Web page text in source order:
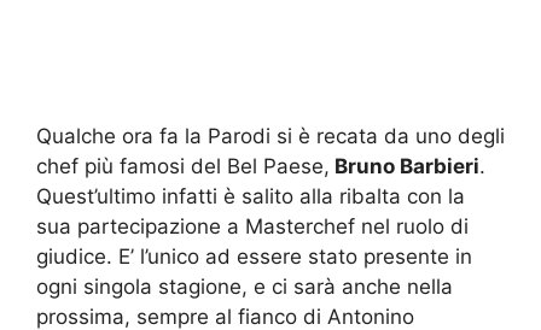
Qualche ora fa la Parodi si è recata da uno degli
chef più famosi del Bel Paese, Bruno Barbieri.
Quest’ultimo infatti è salito alla ribalta con la
sua partecipazione a Masterchef nel ruolo di
giudice. E’ l’unico ad essere stato presente in
ogni singola stagione, e ci sarà anche nella
prossima, sempre al fianco di Antonino